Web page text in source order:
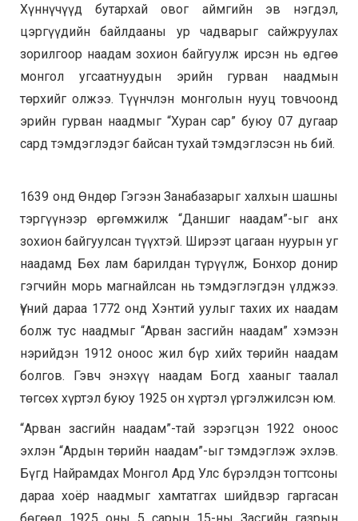
Хүннүчүүд бутархай овог аймгийн эв нэгдэл,
цэргүүдийн байлдааны ур чадварыг сайжруулах
зорилгоор наадам зохион байгуулж ирсэн нь өдгөө
монгол угсаатнуудын эрийн гурван наадмын
төрхийг олжээ. Түүнчлэн монголын нууц товчоонд
эрийн гурван наадмыг “Хуран сар” буюу 07 дугаар
сард тэмдэглэдэг байсан тухай тэмдэглэсэн нь бий.
1639 онд Өндөр Гэгээн Занабазарыг халхын шашны
тэргүүнээр өргөмжилж “Даншиг наадам”-ыг анх
зохион байгуулсан түүхтэй. Ширээт цагаан нуурын уг
наадамд Бөх лам барилдан түрүүлж, Бонхор донир
гэгчийн морь магнайлсан нь тэмдэглэгдэн үлджээ.
Үүний дараа 1772 онд Хэнтий уулыг тахих их наадам
болж тус наадмыг “Арван засгийн наадам” хэмээн
нэрийдэн 1912 оноос жил бүр хийх төрийн наадам
болгов. Гэвч энэхүү наадам Богд хааныг таалал
төгсөх хүртэл буюу 1925 он хүртэл үргэлжилсэн юм.
“Арван засгийн наадам”-тай зэрэгцэн 1922 оноос
эхлэн “Ардын төрийн наадам”-ыг тэмдэглэж эхлэв.
Бүгд Найрамдах Монгол Ард Улс бүрэлдэн тогтсоны
дараа хоёр наадмыг хамтатгах шийдвэр гаргасан